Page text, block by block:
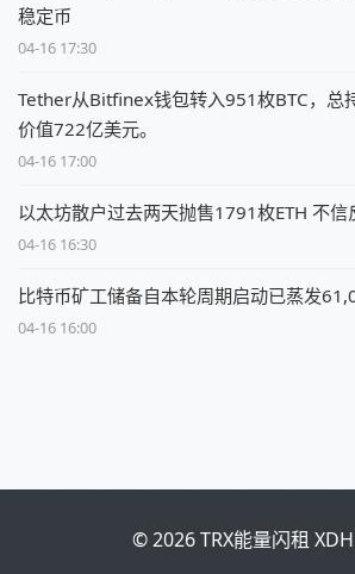
稳定币
04-16 17:30
Tether从Bitfinex钱包转入951枚BTC，总
价值722亿美元。
04-16 17:00
以太坊散户过去两天抛售1791枚ETH 不信
04-16 16:30
比特币矿工储备自本轮周期启动已蒸发
04-16 16:00
© 2026 TRX能量闪租